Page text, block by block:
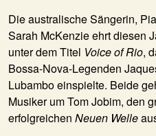
Die australische Sängerin,
Sarah McKenzieehrt diesen
unter dem Titel Voice of Rio,
Bossa-Nova-Legenden
Lubamboeinspielte. Beide
Musiker um Tom Jobim, den
erfolgreichen Neuen Welle